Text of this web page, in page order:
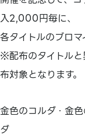
入2,000円毎に、
各タイトルのブロ
※配布のタイトルと
布対象となります。
金色のコルダ・金
ダ